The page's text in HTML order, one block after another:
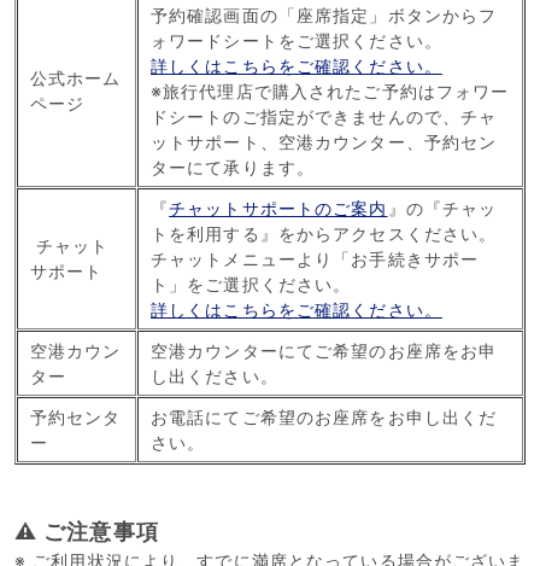
公式ホーム
ページ
予約確認画面の「座席指定」ボタンからフ
ォワードシートをご選択ください。
詳しくはこちらをご確認ください。
※旅行代理店で購入されたご予約はフォワー
ドシートのご指定ができませんので、チャ
ットサポート、空港カウンター、予約セン
ターにて承ります。
チャット
サポート
『チャットサポートのご案内 』の『チャッ
トを利用する』をからアクセスください。
チャットメニューより「お手続きサポー
ト」をご選択ください。
詳しくはこちらをご確認ください。
空港カウン
ター
空港カウンターにてご希望のお座席をお申
し出ください。
予約センタ
ー
お電話にてご希望のお座席をお申し出くだ
さい。
⚠ ご注意事項
※ ご利用状況により、すでに満席となっている場合がございま